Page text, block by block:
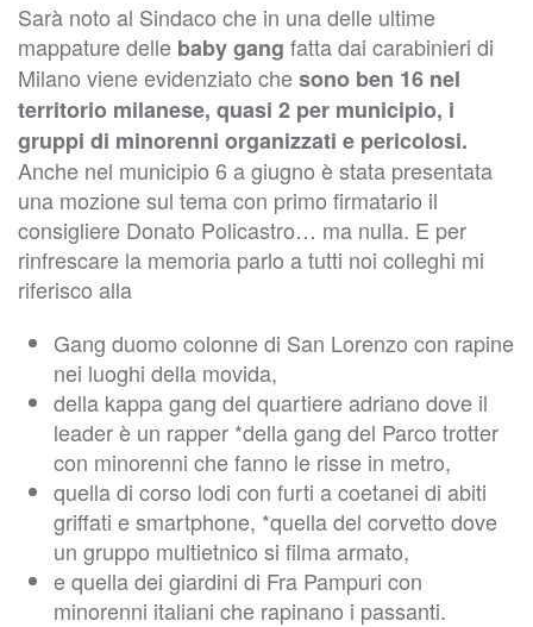
Sarà noto al Sindaco che in una delle ultime
mappature delle baby gang fatta dai carabinieri di
Milano viene evidenziato chesono ben 16 nel
territorio milanese, quasi 2 per municipio, i
gruppi di minorenni organizzati e pericolosi.
Anche nel municipio 6 a giugno è stata presentata
una mozione sul tema con primo firmatario il
consigliere Donato Policastro… ma nulla. E per
rinfrescare la memoria parlo a tutti noi colleghi mi
riferisco alla
Gang duomo colonne di San Lorenzo con rapine
nei luoghi della movida,
della kappa gang del quartiere adriano dove il
leader è un rapper *della gang del Parco trotter
con minorenni che fanno le risse in metro,
quella di corso lodi con furti a coetanei di abiti
griffati e smartphone, *quella del corvetto dove
un gruppo multietnico si filma armato,
e quella dei giardini di Fra Pampuri con
minorenni italiani che rapinano i passanti.